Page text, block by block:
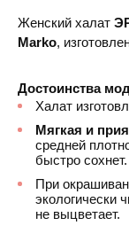
Женский халат
Marko,
Достоинства
Халат
Мягкая и
средней
быстро сохнет.
При
экологически
не выцветает.